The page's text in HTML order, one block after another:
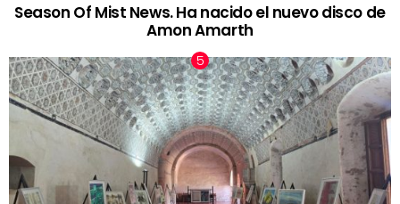
Season Of Mist News. Ha nacido el nuevo disco de
Amon Amarth